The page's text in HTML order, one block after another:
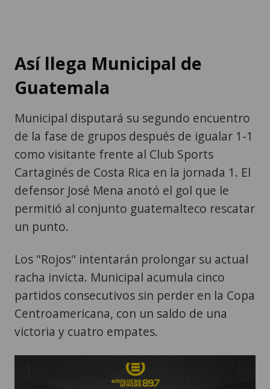
Así llega Municipal de
Guatemala
Municipal disputará su segundo encuentro
de la fase de grupos después de igualar 1-1
como visitante frente al Club Sports
Cartaginés de Costa Rica en la jornada 1. El
defensor José Mena anotó el gol que le
permitió al conjunto guatemalteco rescatar
un punto.
Los "Rojos" intentarán prolongar su actual
racha invicta. Municipal acumula cinco
partidos consecutivos sin perder en la Copa
Centroamericana, con un saldo de una
victoria y cuatro empates.